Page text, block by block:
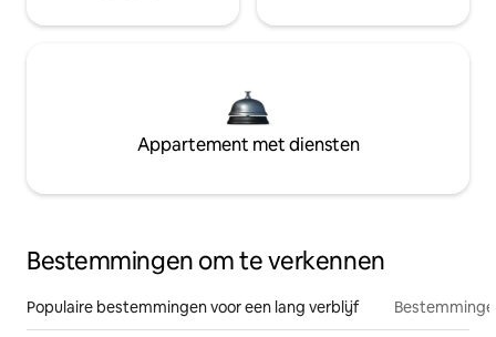
Appartement met diensten
Bestemmingen om te verkennen
Populaire bestemmingen voor een lang verblijf